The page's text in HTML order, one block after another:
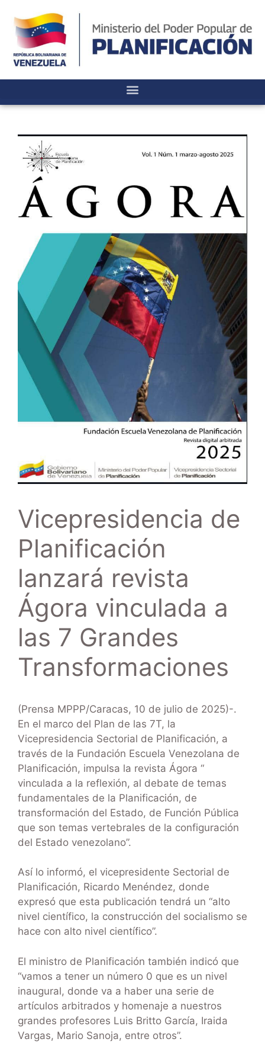
Vicepresidencia de
Planificación
lanzará revista
Ágora vinculada a
las 7 Grandes
Transformaciones
(Prensa MPPP/Caracas, 10 de julio de 2025)-.
En el marco del Plan de las 7T, la
Vicepresidencia Sectorial de Planificación, a
través de la Fundación Escuela Venezolana de
Planificación, impulsa la revista Ágora “
vinculada a la reflexión, al debate de temas
fundamentales de la Planificación, de
transformación del Estado, de Función Pública
que son temas vertebrales de la configuración
del Estado venezolano”.
Así lo informó, el vicepresidente Sectorial de
Planificación, Ricardo Menéndez, donde
expresó que esta publicación tendrá un “alto
nivel científico, la construcción del socialismo se
hace con alto nivel científico”.
El ministro de Planificación también indicó que
“vamos a tener un número 0 que es un nivel
inaugural, donde va a haber una serie de
artículos arbitrados y homenaje a nuestros
grandes profesores Luis Britto García, Iraida
Vargas, Mario Sanoja, entre otros”.